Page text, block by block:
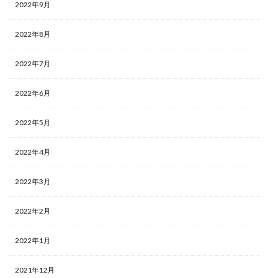
2022年9月
2022年8月
2022年7月
2022年6月
2022年5月
2022年4月
2022年3月
2022年2月
2022年1月
2021年12月